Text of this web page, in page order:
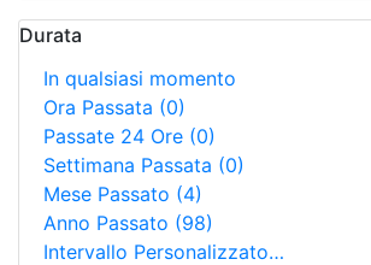
Durata
In qualsiasi momento
Ora Passata (0)
Passate 24 Ore (0)
Settimana Passata (0)
Mese Passato (4)
Anno Passato (98)
Intervallo Personalizzato…